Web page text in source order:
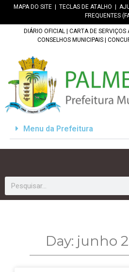
MAPA DO SITE TECLAS DE ATALHO
FREQUENTES
DIÁRIO OFICIAL CARTA DE SERVIÇOS
CONSELHOS MUNICIPAIS
Menu da Prefeitura
Day: junho